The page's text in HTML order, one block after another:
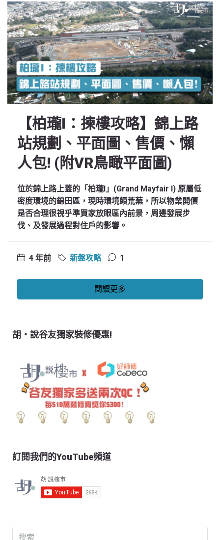
【柏瓏I：揀樓攻略】錦上路
站規劃、平面圖、售價、懶
人包! (附VR鳥瞰平面圖)
位於錦上路上蓋的「柏瓏I」(Grand Mayfair I) 原屬低
密度環境的錦田區，現時環境頗荒蕪，所以物業開價
是否合理很視乎準買家放眼區內前景，周邊發展步
伐、及發展過程對住戶的影響。
4 年前 新盤攻略 1
閱讀更多
胡‧說谷友獨家裝修優惠!
訂閱我們的YouTube頻道